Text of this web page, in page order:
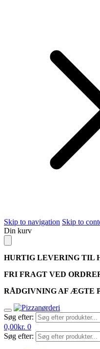
Skip to navigation Skip to
Din kurv
HURTIG LEVERING TIL
FRI FRAGT VED
RÅDGIVNING AF ÆGTE
Søg efter:
0,00kr. 0
Søg efter: